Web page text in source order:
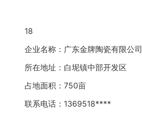
18
企业名称：广东金牌陶瓷有限公司
所在地址：白坭镇中部开发区
占地面积：750亩
联系电话：1369518****